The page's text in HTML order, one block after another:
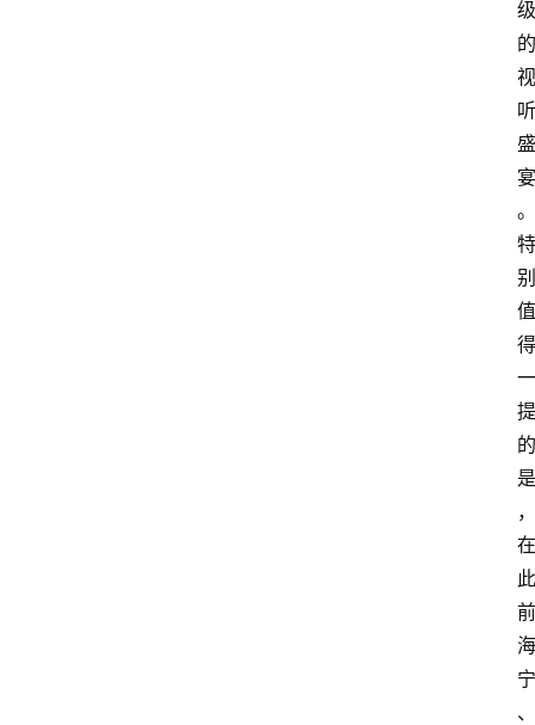
级
的
视
听
盛
宴
。
特
别
值
得
一
提
的
是
，
在
此
前
海
宁
、